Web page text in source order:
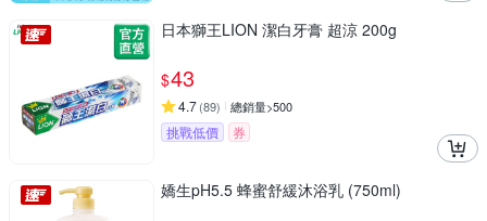
日本獅王LION 潔白牙膏 超涼 200g
$43
4.7(89) 總銷量>500
挑戰低價 券
嬌生pH5.5 蜂蜜舒緩沐浴乳 (750ml)